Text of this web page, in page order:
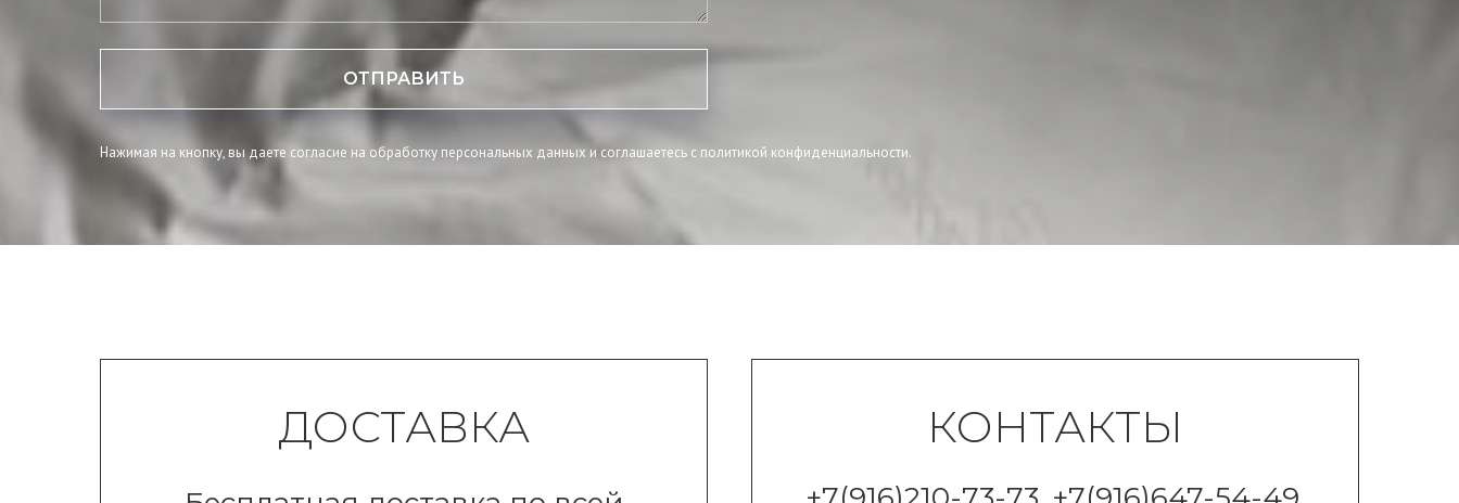
ОТПРАВИТЬ
Нажимая на кнопку, вы даете согласие на обработку персональных данных и соглашаетесь c политикой конфиденциальности.
ДОСТАВКА КОНТАКТЫ